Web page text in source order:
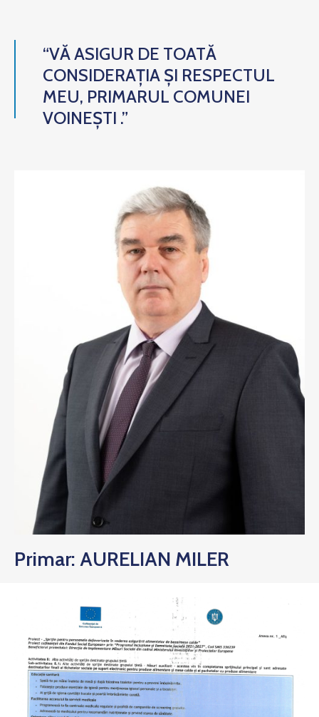
“VĂ ASIGUR DE TOATĂ
CONSIDERAȚIA ȘI RESPECTUL
MEU, PRIMARUL COMUNEI
VOINEȘTI .”
Primar: AURELIAN MILER